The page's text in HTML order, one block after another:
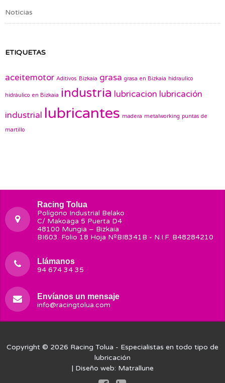
Noticias
ETIQUETAS
aceitemotor Aditivos Bizkaia grasa grasa en Bizkaia hidraulico
hidráulico en Bizkaia industria lubricacion lubricación
industrial lubricantes madera metalworking puntas de
martillo
Racing Tolua
Polígono Industrial Belako
C/ Makoaga 5 Puerta D4
48100 Mungia – Bizkaia
BI603. Folio 18 Hoja NºBI8341B - N.I.F. B48284210
Llámanos
94 674 34 35
Envíanos un mensaje
info@racingtolua.com
Copyright © 2026 Racing Tolua - Especialistas en todo tipo de
lubricación
| Diseño web: Matrallune